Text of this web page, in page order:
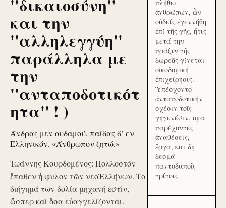
''δικαιοσύνη''
και την
''αλληλεγγύη''
παράλληλα με
την
''ανταποδοτικότ
ητα'' ! )
Άνδρας μεν ουδαμού, παίδας δ’ εν
Ελληνικόν. «Άνθρωπον ζητώ.»
Ἰωάννης Κουρδομένος: Πολλοστόν
ἔπαθεν ἡ φυλον τῶν νεοἙλλήνων. Το
διήγημά των δολία μηχανή ἐστίν,
ὥσπερ καὶ ὅσα εὐαγγελίζονται.
πλήθει
ἀνθρώπων, ὧν
οὐδείς ἐγεννήθη
ἐπί τῆς γῆς, ἥτις
μετά την
πράξιν τῆς
δωρεᾶς γίνεται
οἰκοδομική
ἐπιχείρησις.
Ὑπέσχοντο
ἀνταποδοτικήν
σχέσιν τοῖς
γηγενέσιν, ἅμα
παρέχοντες
ἀναθέσεις,
ἔργα, και δη
δεσμά
παντοδαποῖς
τρίτοις.